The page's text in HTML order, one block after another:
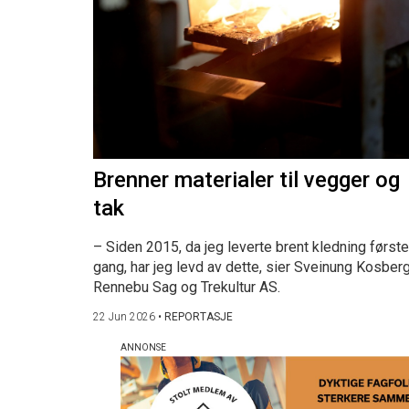
Brenner materialer til vegger og
tak
– Siden 2015, da jeg leverte brent kledning første
gang, har jeg levd av dette, sier Sveinung
Rennebu Sag og Trekultur AS.
22 Jun 2026 • REPORTASJE